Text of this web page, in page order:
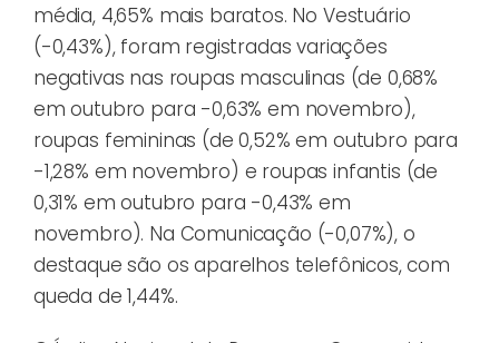
média, 4,65% mais baratos. No Vestuário
(-0,43%), foram registradas variações
negativas nas roupas masculinas (de 0,68%
em outubro para -0,63% em novembro),
roupas femininas (de 0,52% em outubro para
-1,28% em novembro) e roupas infantis (de
0,31% em outubro para -0,43% em
novembro). Na Comunicação (-0,07%), o
destaque são os aparelhos telefônicos, com
queda de 1,44%.